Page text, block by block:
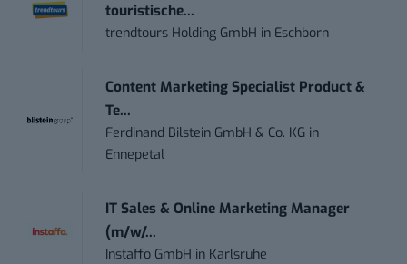
touristische...
trendtours Holding GmbH in Eschborn
Content Marketing Specialist Product &
Te...
Ferdinand Bilstein GmbH & Co. KG in
Ennepetal
IT Sales & Online Marketing Manager
(m/w/...
Instaffo GmbH in Karlsruhe